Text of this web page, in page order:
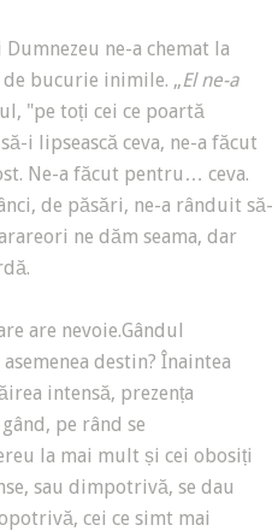
ne-a chemat la
bucurie inimile. „El ne-a
"pe toți cei ce poartă
i lipsească ceva, ne-a făcut
Ne-a făcut pentru… ceva.
de păsări, ne-a rânduit să-
ne dăm seama, dar
are nevoie.Gândul
destin? Înaintea
intensă, prezența
pe rând se
la mai mult și cei obosiți
sau dimpotrivă, se dau
cei ce simt mai